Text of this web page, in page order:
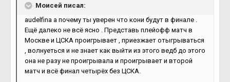
Моисей писал:
audelfina а почему ты уверен что кони будут в финале .
Ещё далеко не всё ясно . Представь плейофф матч в
Москве и ЦСКА проигрывает , приезжает отыгрываться
, волнуеться и не знает как выйти из этого ведб до этого
она не разу не проигрывала и проигрывает и второй
матч и всё финал четырёх без ЦСКА.